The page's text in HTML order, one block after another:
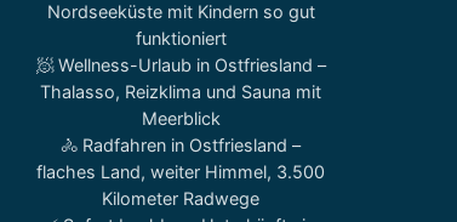
Nordseeküste mit Kindern so gut
funktioniert
🧖 Wellness-Urlaub in Ostfriesland –
Thalasso, Reizklima und Sauna mit
Meerblick
🚴 Radfahren in Ostfriesland –
flaches Land, weiter Himmel, 3.500
Kilometer Radwege